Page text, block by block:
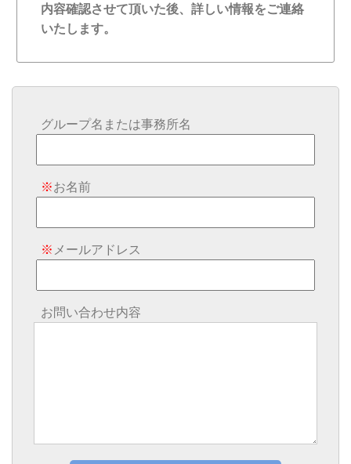
内容確認させて頂いた後、詳しい情報をご連絡
いたします。
グループ名または事務所名
※お名前
※ メールアドレス
お問い合わせ内容